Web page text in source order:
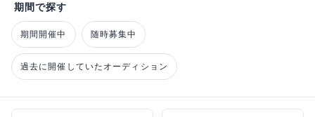
期間で探す
期間開催中 随時募集中
過去に開催していたオーディション